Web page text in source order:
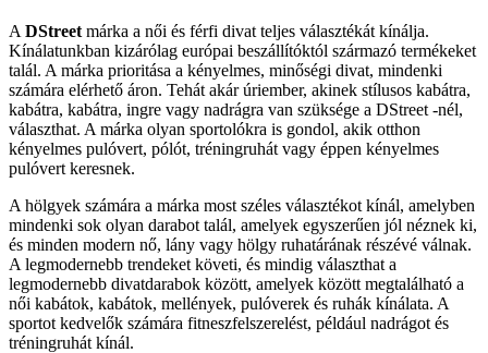
A DStreet márka a női és férfi divat teljes választékát kínálja.
Kínálatunkban kizárólag európai beszállítóktól származó termékeket
talál. A márka prioritása a kényelmes, minőségi divat, mindenki
számára elérhető áron. Tehát akár úriember, akinek stílusos kabátra,
kabátra, kabátra, ingre vagy nadrágra van szüksége a DStreet -nél,
választhat. A márka olyan sportolókra is gondol, akik otthon
kényelmes pulóvert, pólót, tréningruhát vagy éppen kényelmes
pulóvert keresnek.
A hölgyek számára a márka most széles választékot kínál, amelyben
mindenki sok olyan darabot talál, amelyek egyszerűen jól néznek ki,
és minden modern nő, lány vagy hölgy ruhatárának részévé válnak.
A legmodernebb trendeket követi, és mindig választhat a
legmodernebb divatdarabok között, amelyek között megtalálható a
női kabátok, kabátok, mellények, pulóverek és ruhák kínálata. A
sportot kedvelők számára fitneszfelszerelést, például nadrágot és
tréningruhát kínál.